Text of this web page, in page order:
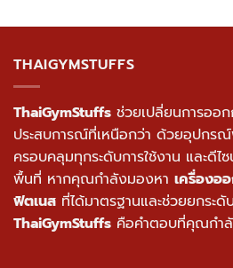
THAIGYMSTUFFS
ThaiGymStuffs ช่วยเปลี่ยนการออก
ประสบการณ์ที่เหนือกว่า ด้วยอุปกร
ครอบคลุมทุกระดับการใช้งาน และดีไ
พื้นที่ หากคุณกำลังมองหา เครื่องอ
ฟิตเนส ที่ได้มาตรฐานและช่วยยกระ
ThaiGymStuffs คือคำตอบที่คุณกำ